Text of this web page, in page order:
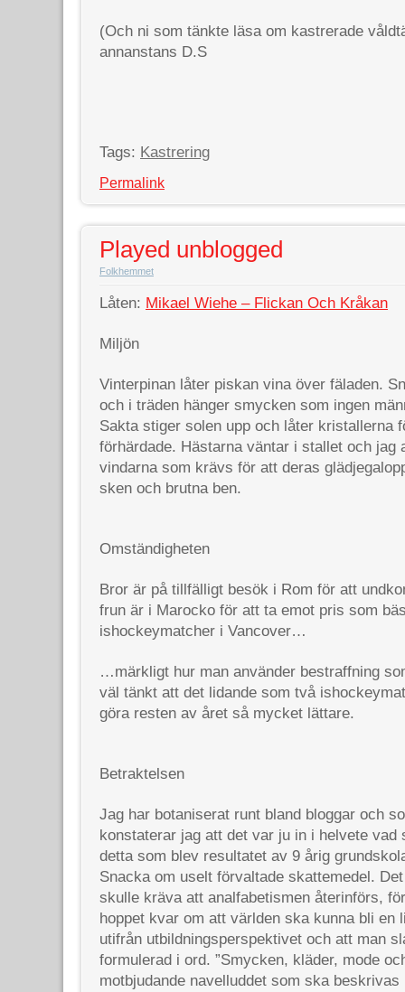
(Och ni som tänkte läsa om kastrerade
annanstans D.S
Tags: Kastrering
Permalink
Played unblogged
Folkhemmet
Låten: Mikael Wiehe – Flickan Och Kråkan
Miljön
Vinterpinan låter piskan vina över fäladen.
och i träden hänger smycken som ingen
Sakta stiger solen upp och låter kristallerna
förhärdade. Hästarna väntar i stallet och jag
vindarna som krävs för att deras
sken och brutna ben.
Omständigheten
Bror är på tillfälligt besök i Rom för att
frun är i Marocko för att ta emot pris som
ishockeymatcher i Vancover…
…märkligt hur man använder bestraffning
väl tänkt att det lidande som två
göra resten av året så mycket lättare.
Betraktelsen
Jag har botaniserat runt bland bloggar och
konstaterar jag att det var ju in i helvete
detta som blev resultatet av 9 årig
Snacka om uselt förvaltade skattemedel.
skulle kräva att analfabetismen återinförs,
hoppet kvar om att världen ska kunna bli en
utifrån utbildningsperspektivet och att man
formulerad i ord. ”Smycken, kläder, mode
motbjudande navelluddet som ska beskrivas